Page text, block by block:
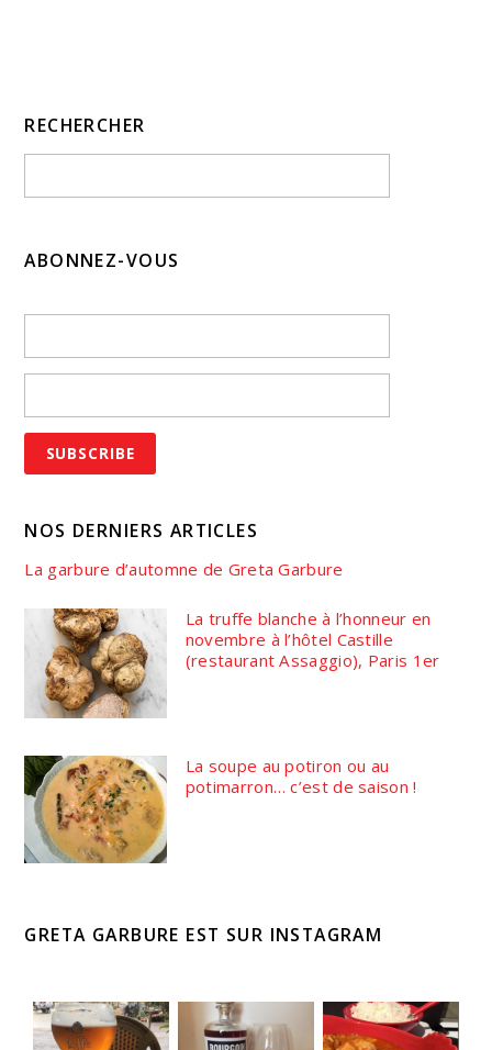
RECHERCHER
ABONNEZ-VOUS
NOS DERNIERS ARTICLES
La garbure d’automne de Greta Garbure
La truffe blanche à l’honneur en
novembre à l’hôtel Castille
(restaurant Assaggio), Paris 1er
La soupe au potiron ou au
potimarron… c’est de saison !
GRETA GARBURE EST SUR INSTAGRAM